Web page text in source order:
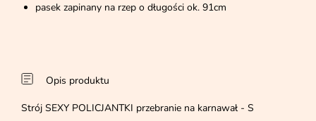
pasek zapinany na rzep o długości ok. 91cm
Opis produktu
Strój SEXY POLICJANTKI przebranie na karnawał - S